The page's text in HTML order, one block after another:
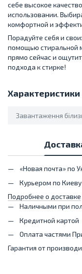
себе высокое
использовании.
комфортной и
Порадуйте себя и
помощью стиральной
прямо сейчас и
подхода к стирке!
Характеристики
Завантаження
«Новая почта» по
Курьером по
Подробнее о доставке
Наличными при
Кредитной картой
Оплата частями
Гарантия от